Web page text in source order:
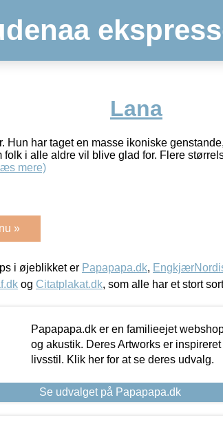
Lana
Hun har taget en masse ikoniske
folk i alle aldre vil blive glad for. Flere
mere)
»
i øjeblikket er Papapapa.dk,
og Citatplakat.dk, som alle har et stort
Papapapa.dk er en familieejet
og akustik. Deres Artworks er
livsstil. Klik her for at se deres udvalg.
Se udvalget på Papapapa.dk